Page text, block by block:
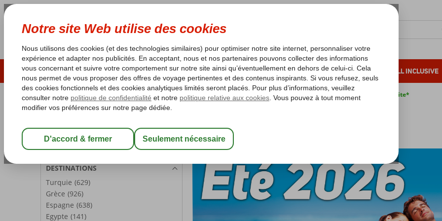
ÉTÉ 2026 LAST MINUTES SOLEIL D'HIVER VACANCES AU SOLEIL ALL INCLUSIVE
Les garanties de vacances Garantie du prix le plus bas* Pas de surcharge carburant Annulation gratuite*
Chambre 1: 2 Personnes
Modifier les participants
DESTINATIONS
Turquie (629)
Grèce (926)
Espagne (638)
Egypte (141)
Été 2026